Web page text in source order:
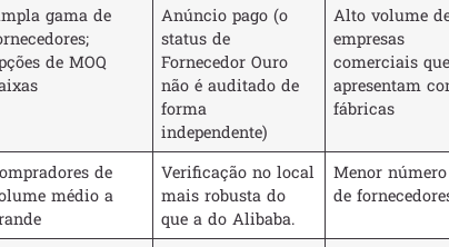
gama de
de MOQ
Anúncio pago (o
status de
Fornecedor Ouro
não é auditado de
forma
independente)
Alto volume
empresas
comerciais
apresentam
fábricas
de
médio a
Verificação no local
mais robusta do
que a do Alibaba.
Menor
de